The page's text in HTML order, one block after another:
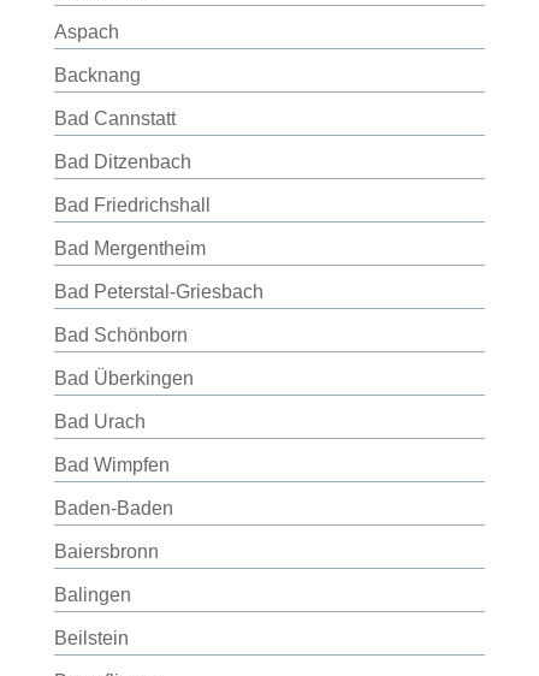
Aspach
Backnang
Bad Cannstatt
Bad Ditzenbach
Bad Friedrichshall
Bad Mergentheim
Bad Peterstal-Griesbach
Bad Schönborn
Bad Überkingen
Bad Urach
Bad Wimpfen
Baden-Baden
Baiersbronn
Balingen
Beilstein